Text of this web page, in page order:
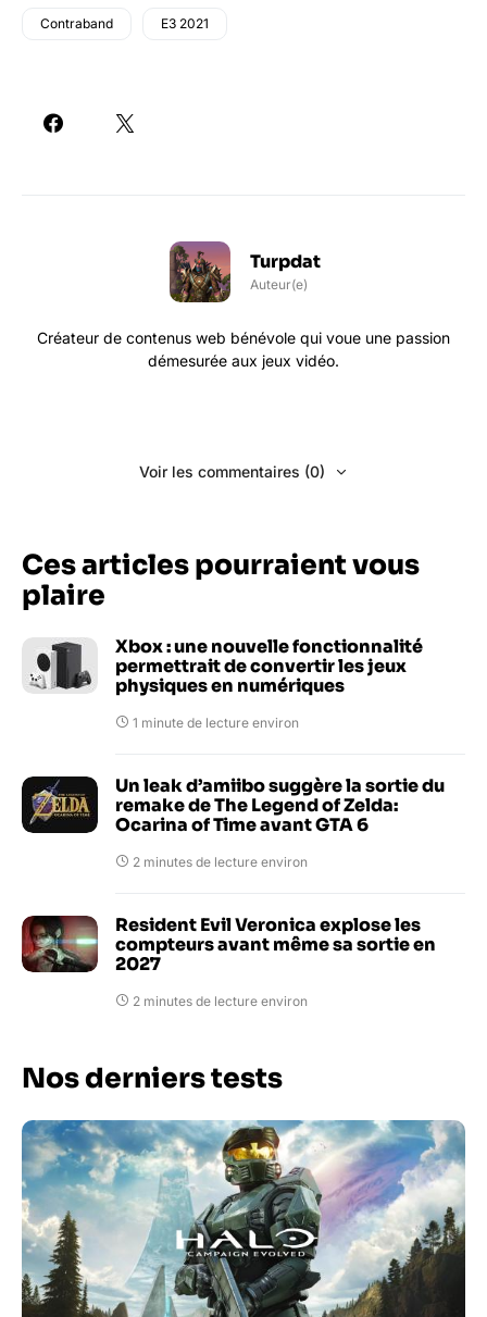
Contraband E3 2021
Turpdat
Auteur(e)
Créateur de contenus web bénévole qui voue une passion
démesurée aux jeux vidéo.
Voir les commentaires (0)
Ces articles pourraient vous
plaire
Xbox : une nouvelle fonctionnalité
permettrait de convertir les jeux
physiques en numériques
1 minute de lecture environ
Un leak d’amiibo suggère la sortie du
remake de The Legend of Zelda:
Ocarina of Time avant GTA 6
2 minutes de lecture environ
Resident Evil Veronica explose les
compteurs avant même sa sortie en
2027
2 minutes de lecture environ
Nos derniers tests